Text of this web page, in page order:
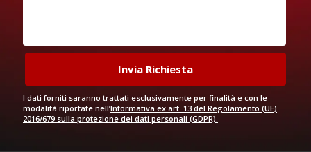
I dati forniti saranno trattati esclusivamente per finalità e con le
modalità riportate nell’Informativa ex art. 13 del Regolamento (UE)
2016/679 sulla protezione dei dati personali (GDPR).